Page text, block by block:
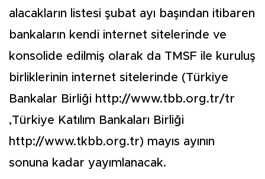
alacakların listesi şubat ayı başından itibaren
bankaların kendi internet sitelerinde ve
konsolide edilmiş olarak da TMSF ile kuruluş
birliklerinin internet sitelerinde (Türkiye
Bankalar Birliği http://www.tbb.org.tr/tr
,Türkiye Katılım Bankaları Birliği
http://www.tkbb.org.tr) mayıs ayının
sonuna kadar yayımlanacak.